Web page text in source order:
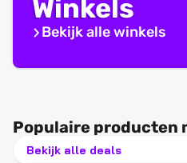
Winkels
Bekijk alle winkels
Populaire producten
Bekijk alle deals